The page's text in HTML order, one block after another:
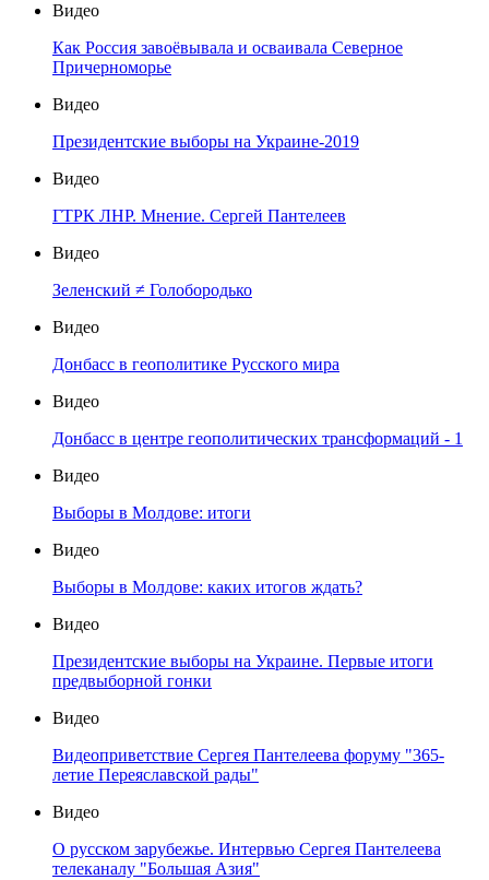
Видео
Как Россия завоёвывала и осваивала Северное
Причерноморье
Видео
Президентские выборы на Украине-2019
Видео
ГТРК ЛНР. Мнение. Сергей Пантелеев
Видео
Зеленский ≠ Голобородько
Видео
Донбасс в геополитике Русского мира
Видео
Донбасс в центре геополитических трансформаций - 1
Видео
Выборы в Молдове: итоги
Видео
Выборы в Молдове: каких итогов ждать?
Видео
Президентские выборы на Украине. Первые итоги
предвыборной гонки
Видео
Видеоприветствие Сергея Пантелеева форуму "365-
летие Переяславской рады"
Видео
О русском зарубежье. Интервью Сергея Пантелеева
телеканалу "Большая Азия"